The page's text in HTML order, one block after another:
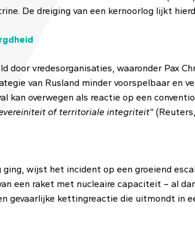
De dreiging van een kernoorlog lijkt
vredesorganisaties, waaronder Pax
van Rusland minder voorspelbaar en
kan overwegen als reactie op een
of territoriale integriteit"
wijst het incident op een groeiend
een raket met nucleaire capaciteit – al
gevaarlijke kettingreactie die uitmondt in